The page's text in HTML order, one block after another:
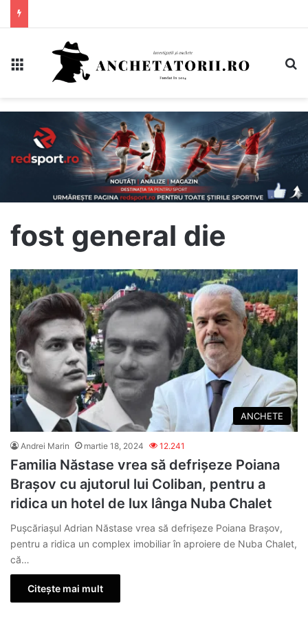
fost general die
ANCHETE
Andrei Marin martie 18, 2024 12.241
Familia Năstase vrea să defrișeze Poiana
Brașov cu ajutorul lui Coliban, pentru a
ridica un hotel de lux lânga Nuba Chalet
Pușcăriașul Adrian Năstase vrea să defrișeze Poiana Brașov,
pentru a ridica un complex imobiliar în aproiere de Nuba Chalet,
că…
Citește mai mult